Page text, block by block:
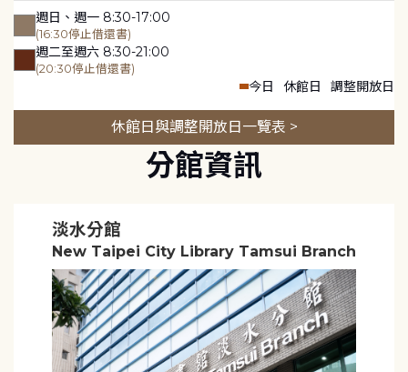
週日、週一 8:30-17:00
(16:30停止借還書)
週二至週六 8:30-21:00
(20:30停止借還書)
今日 休館日 調整開放日
休館日與調整開放日一覽表 >
分館資訊
淡水分館
New Taipei City Library Tamsui Branch